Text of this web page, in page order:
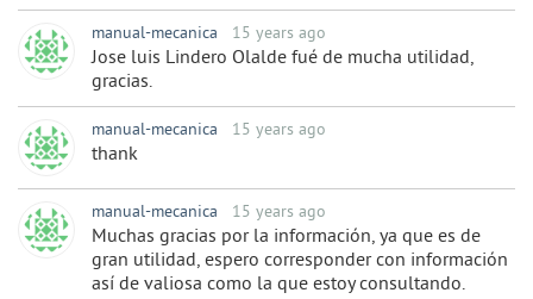
manual-mecanica 15 years ago
Jose luis Lindero Olalde fué de mucha utilidad,
gracias.
manual-mecanica 15 years ago
thank
manual-mecanica 15 years ago
Muchas gracias por la información, ya que es de
gran utilidad, espero corresponder con información
así de valiosa como la que estoy consultando.